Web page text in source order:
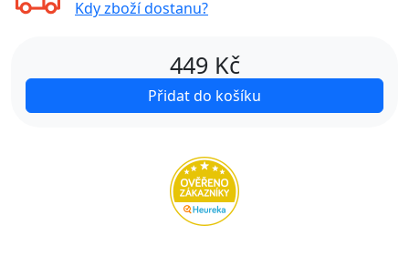
Kdy zboží dostanu?
449 Kč
Přidat do košíku